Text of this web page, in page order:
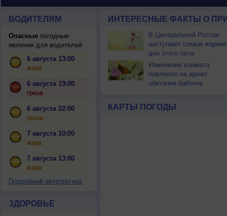
ВОДИТЕЛЯМ
Опасныепогодные
явления для водителей
6 августа 13:00
жара
6 августа 19:00
гроза
6 августа 22:00
гроза
7 августа 10:00
жара
7 августа 13:00
жара
Подробный автопрогноз
ЗДОРОВЬЕ
ИНТЕРЕСНЫЕ ФАКТЫ О
В Центральной России
наступают самые жаркие
дни этого лета
Изменение климата
повлияло на ареал
обитания бабочек
КАРТЫ ПОГОДЫ